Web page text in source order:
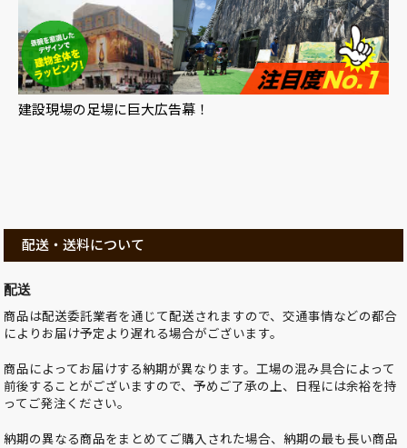
建設現場の足場に巨大広告幕！
配送・送料について
配送
商品は配送委託業者を通じて配送されますので、交通事情などの都合
によりお届け予定より遅れる場合がございます。
商品によってお届けする納期が異なります。工場の混み具合によって
前後することがございますので、予めご了承の上、日程には余裕を持
ってご発注ください。
納期の異なる商品をまとめてご購入された場合、納期の最も長い商品